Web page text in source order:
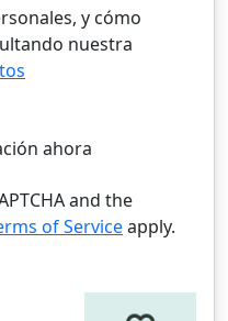
y cómo
nuestra
ahora
and the
of Serviceapply.